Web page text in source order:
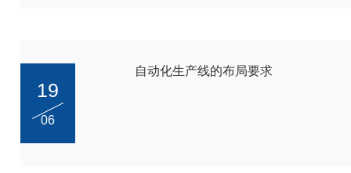
19
06
自动化生产线的布局要求